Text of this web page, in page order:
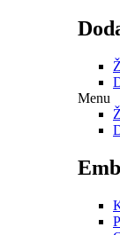
Menu